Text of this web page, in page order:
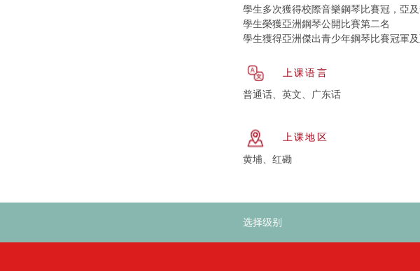
學生多次獲得校際音樂鋼琴比賽冠，亞
學生榮獲亞洲鋼琴公開比賽第二名
學生獲得亞洲傑出青少年鋼琴比賽冠軍
上课语言
普通话、英文、广东话
上课地区
黄埔、红磡
选择级别